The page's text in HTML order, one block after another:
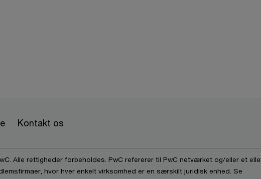
Kontakt os
Alle rettigheder forbeholdes. PwC refererer til PwC netværket og/eller et
hvor hver enkelt virksomhed er en særskilt juridisk enhed. Se